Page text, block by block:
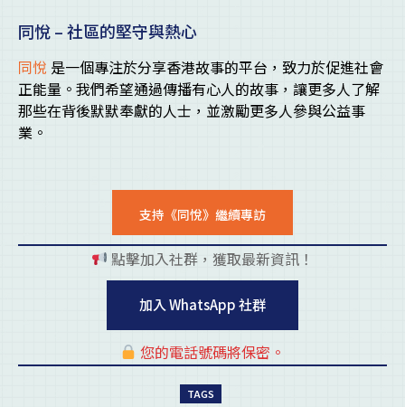
同悅 – 社區的堅守與熱心
同悅 是一個專注於分享香港故事的平台，致力於促進社會
正能量。我們希望通過傳播有心人的故事，讓更多人了解
那些在背後默默奉獻的人士，並激勵更多人參與公益事
業。
支持《同悅》繼續專訪
點擊加入社群，獲取最新資訊！
加入 WhatsApp 社群
您的電話號碼將保密。
TAGS